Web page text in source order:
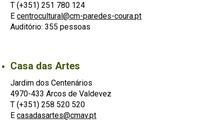
T (+351) 251 780 124
Ecentrocultural@cm-paredes-coura.pt
Auditório: 355 pessoas
Casa das Artes
Jardim dos Centenários
4970-433 Arcos de Valdevez
T (+351) 258 520 520
Ecasadasartes@cmav.pt